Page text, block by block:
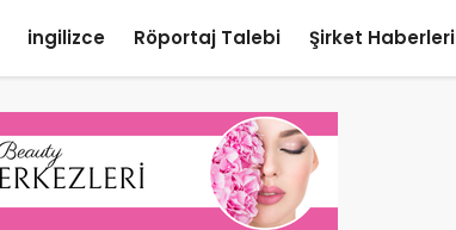
ingilizce Röportaj Talebi Şirket Haberleri